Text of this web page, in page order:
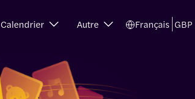
Calendrier Autre Français GBP